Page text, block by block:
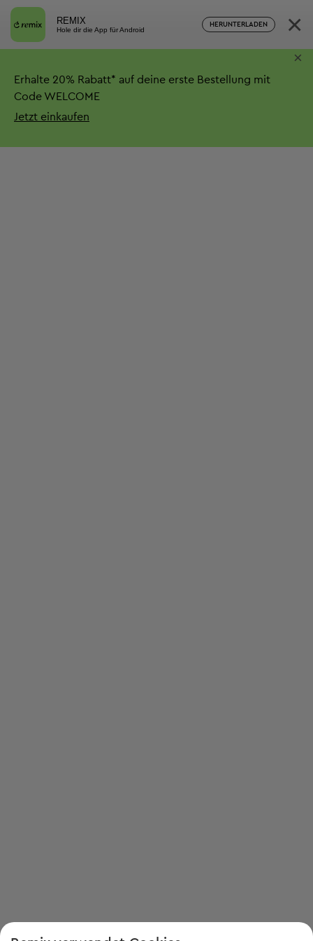
REMIX
Hole dir die App für Android
HERUNTERLADEN ×
Erhalte 20% Rabatt* auf deine erste Bestellung mit
Code WELCOME
Jetzt einkaufen
×